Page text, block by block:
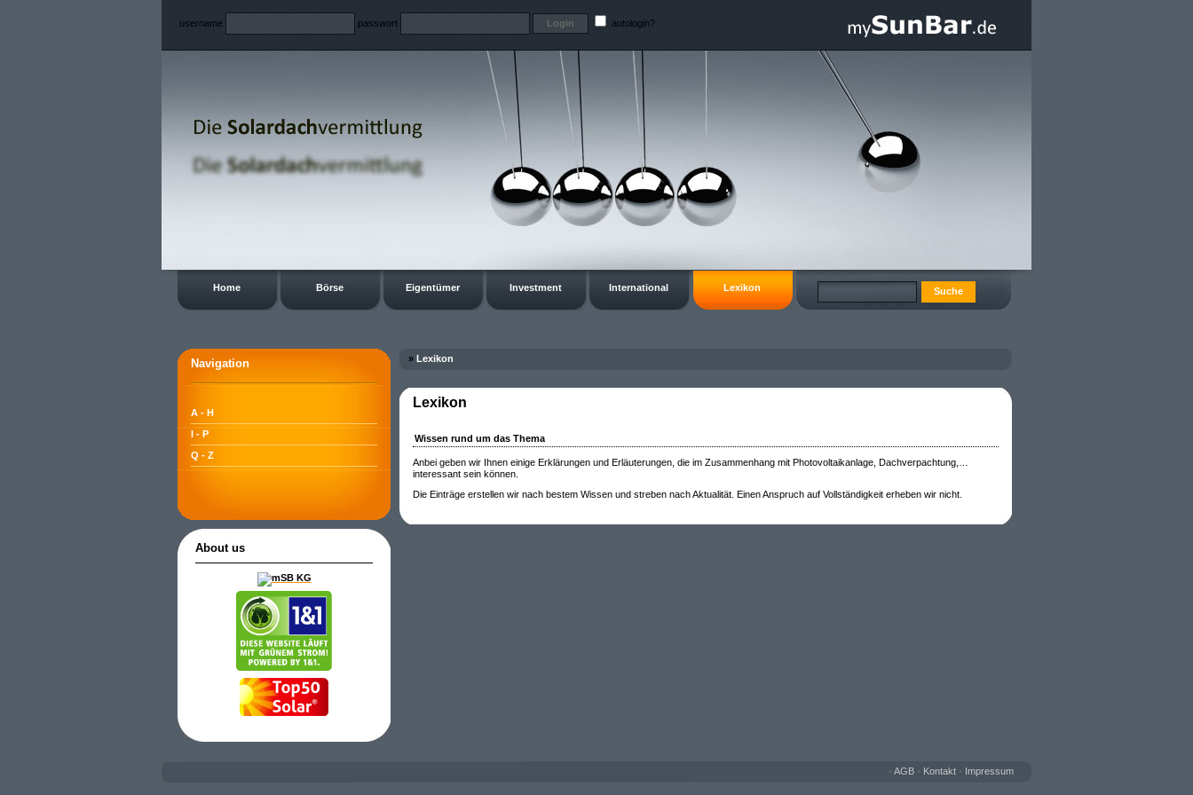
username passwort autologin?
Home Börse Eigentümer Investment International Lexikon
Navigation
A - H
I - P
Q - Z
About us
» Lexikon
Lexikon
Wissen rund um das Thema
Anbei geben wir Ihnen einige Erklärungen und Erläuterungen, die im Zusammenhang mit Photovoltaikanlage, Dachverpachtung,…
interessant sein können.
Die Einträge erstellen wir nach bestem Wissen und streben nach Aktualität. Einen Anspruch auf Vollständigkeit erheben wir nicht.
• AGB • Kontakt • Impressum